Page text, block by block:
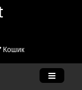
Кошик